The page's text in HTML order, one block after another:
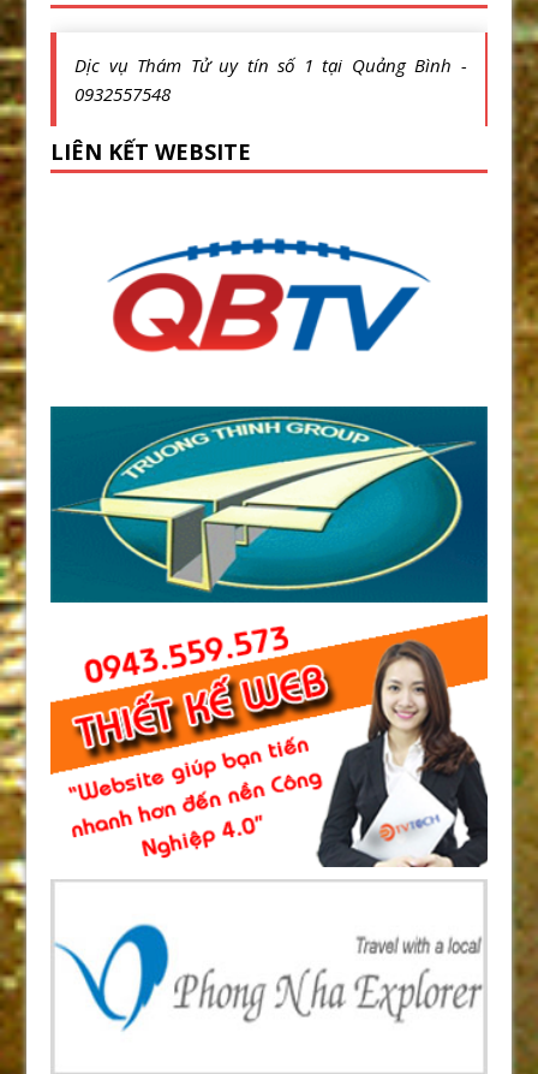
Dịc vụ Thám Tử uy tín số 1 tại Quảng Bình -
0932557548
LIÊN KẾT WEBSITE